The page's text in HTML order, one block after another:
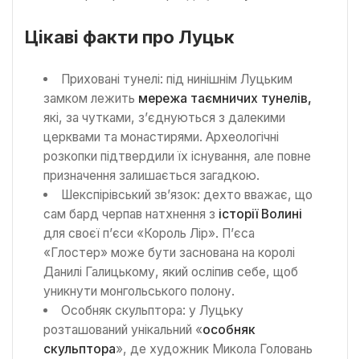
Цікаві факти про Луцьк
Приховані тунелі: під нинішнім Луцьким
замком лежить мережа таємничих тунелів,
які, за чутками, з’єднуються з далекими
церквами та монастирями. Археологічні
розкопки підтвердили їх існування, але повне
призначення залишається загадкою.
Шекспірівський зв’язок: дехто вважає, що
сам бард черпав натхнення з історії Волині
для своєї п’єси «Король Лір». П’єса
«Глостер» може бути заснована на королі
Данилі Галицькому, який осліпив себе, щоб
уникнути монгольського полону.
Особняк скульптора: у Луцьку
розташований унікальний «особняк
скульптора», де художник Микола Головань